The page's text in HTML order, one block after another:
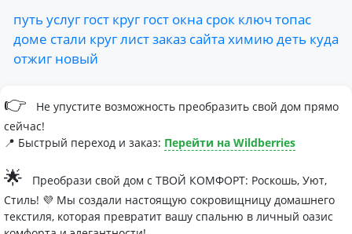
путь услуг гост круг гост окна срок ключ топас
доме стали круглистзаказ сайта химиюдеть куда
отжиг новый
👉
Не упустите возможность преобразить свой дом прямо
сейчас!
📍 Быстрый переход и заказ: Перейти на Wildberries
🌟
Преобрази свой дом с ТВОЙ КОМФОРТ: Роскошь, Уют,
Стиль! 💜 Мы создали настоящую сокровищницу домашнего
текстиля, которая превратит вашу спальню в личный оазис